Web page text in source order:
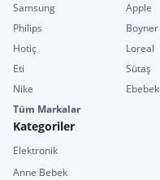
Samsung Apple
Philips
Boyner
Hotiç
Loreal
Eti
Sütaş
Nike
Ebebek
Tüm Markalar
Kategoriler
Elektronik
Anne Bebek